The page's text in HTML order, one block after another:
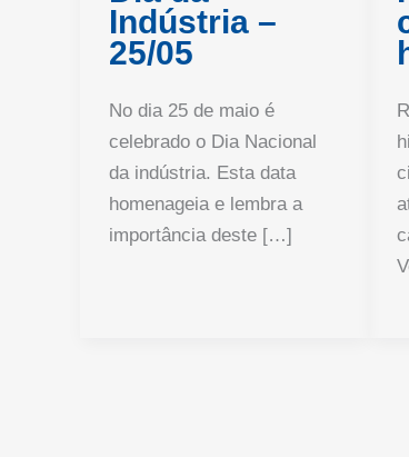
Indústria –
25/05
No dia 25 de maio é
celebrado o Dia Nacional
da indústria. Esta data
homenageia e lembra a
importância deste […]